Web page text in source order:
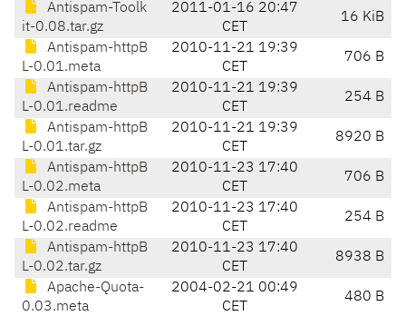
Antispam-Toolk
it-0.08.tar.gz
2011-01-16 20:47
CET
16 KiB
Antispam-httpB
L-0.01.meta
2010-11-21 19:39
CET
706 B
Antispam-httpB
L-0.01.readme
2010-11-21 19:39
CET
254 B
Antispam-httpB
L-0.01.tar.gz
2010-11-21 19:39
CET
8920 B
Antispam-httpB
L-0.02.meta
2010-11-23 17:40
CET
706 B
Antispam-httpB
L-0.02.readme
2010-11-23 17:40
CET
254 B
Antispam-httpB
L-0.02.tar.gz
2010-11-23 17:40
CET
8938 B
Apache-Quota-
0.03.meta
2004-02-21 00:49
CET
480 B